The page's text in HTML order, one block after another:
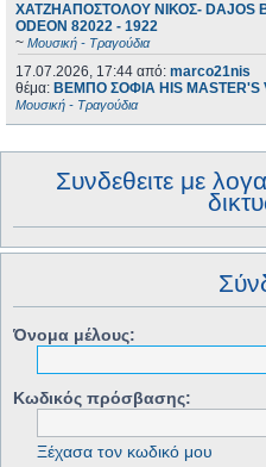
ΧΑΤΖΗΑΠΟΣΤΟΛΟΥ ΝΙΚΟΣ- DAJOS
ODEON 82022 - 1922
~ Μουσική - Τραγούδια
17.07.2026, 17:44 από: marco21nis
θέμα: ΒΕΜΠΟ ΣΟΦΙΑ HIS MASTER'S
Μουσική - Τραγούδια
Συνδεθειτε με
Όνομα μέλους:
Κωδικός πρόσβασης:
Ξέχασα τον κωδικό μου